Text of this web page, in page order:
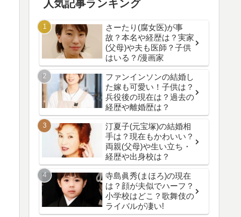
人気記事ランキング
さーたり(腐女医)が事
故？本名や経歴は？実家
(父母)や夫も医師？子供
はいる？/漫画家
ファンインソンの結婚し
た嫁も可愛い！子供は？
兵役後の現在は？過去の
経歴や離婚歴は？
汀夏子(元宝塚)の結婚相
手は？現在もかわいい？
両親(父母)や生い立ち・
経歴や出身校は？
寺島眞秀(まほろ)の現在
は？顔が夫似でハーフ？
小学校はどこ？歌舞伎の
ライバルが凄い!